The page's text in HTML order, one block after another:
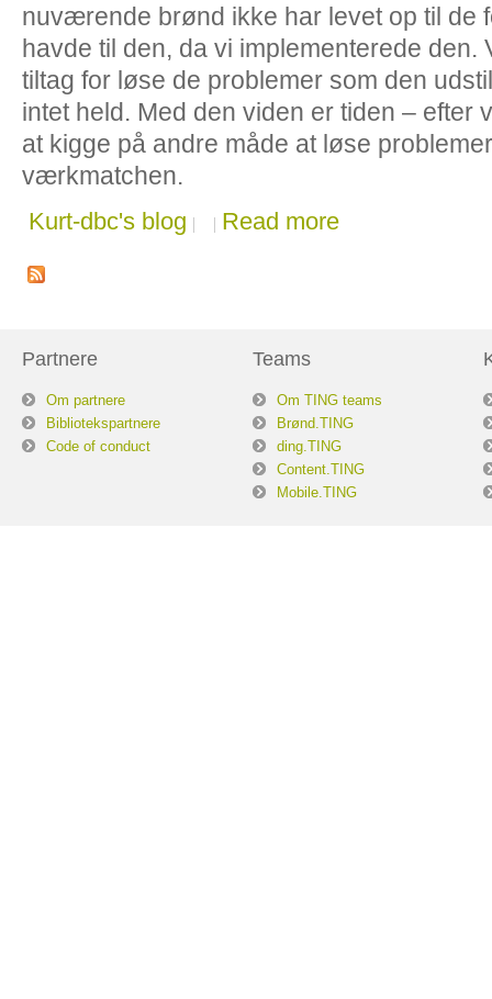
nuværende brønd ikke har levet op til de
havde til den, da vi implementerede den.
tiltag for løse de problemer som den
intet held. Med den viden er tiden – efter
at kigge på andre måde at løse
værkmatchen.
Kurt-dbc's blog Read more
Partnere
Om partnere
Bibliotekspartnere
Code of conduct
Teams
Om TING teams
Brønd.TING
ding.TING
Content.TING
Mobile.TING